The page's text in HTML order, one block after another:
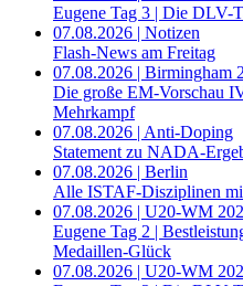
Eugene Tag 3 | Die DLV-
07.08.2026 | Notizen
Flash-News am Freitag
07.08.2026 | Birmingham
Die große EM-Vorschau
Mehrkampf
07.08.2026 | Anti-Doping
Statement zu NADA-
07.08.2026 | Berlin
Alle ISTAF-Disziplinen
07.08.2026 | U20-WM
Eugene Tag 2 |
Medaillen-Glück
07.08.2026 | U20-WM